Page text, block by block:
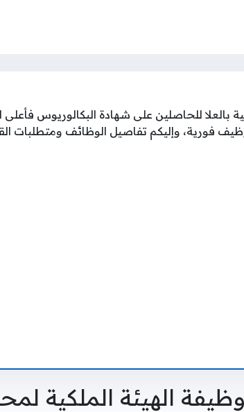
بالعلا للحاصلين على شهادة البكالوريوس
فورية، وإليكم تفاصيل الوظائف ومتطلبات
الهيئة الملكية